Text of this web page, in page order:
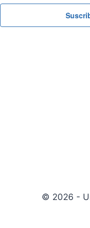
View
© 2026 -